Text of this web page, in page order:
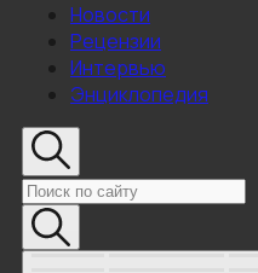
Новости
Рецензии
Интервью
Энциклопедия